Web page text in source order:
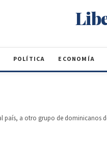
POLÍTICA ECONOMÍA